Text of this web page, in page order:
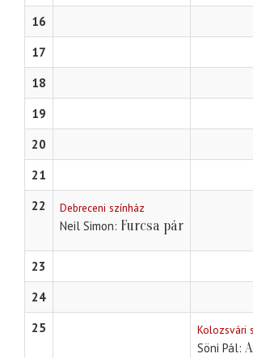
16
17
18
19
20
21
22
Debreceni színház
Neil Simon Furcsa pár
23
24
25
Kolozsvári
Söni Pál